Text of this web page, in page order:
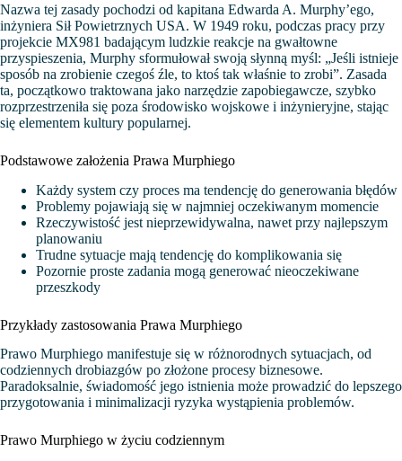
Nazwa tej zasady pochodzi od kapitana Edwarda A. Murphy’ego,
inżyniera Sił Powietrznych USA. W 1949 roku, podczas pracy przy
projekcie MX981 badającym ludzkie reakcje na gwałtowne
przyspieszenia, Murphy sformułował swoją słynną myśl: „Jeśli istnieje
sposób na zrobienie czegoś źle, to ktoś tak właśnie to zrobi”. Zasada
ta, początkowo traktowana jako narzędzie zapobiegawcze, szybko
rozprzestrzeniła się poza środowisko wojskowe i inżynieryjne, stając
się elementem kultury popularnej.
Podstawowe założenia Prawa Murphiego
Każdy system czy proces ma tendencję do generowania błędów
Problemy pojawiają się w najmniej oczekiwanym momencie
Rzeczywistość jest nieprzewidywalna, nawet przy najlepszym
planowaniu
Trudne sytuacje mają tendencję do komplikowania się
Pozornie proste zadania mogą generować nieoczekiwane
przeszkody
Przykłady zastosowania Prawa Murphiego
Prawo Murphiego manifestuje się w różnorodnych sytuacjach, od
codziennych drobiazgów po złożone procesy biznesowe.
Paradoksalnie, świadomość jego istnienia może prowadzić do lepszego
przygotowania i minimalizacji ryzyka wystąpienia problemów.
Prawo Murphiego w życiu codziennym